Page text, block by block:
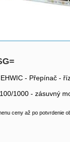
- Přepínač -
1000 - zásuvný
ceny až po potvrdenie